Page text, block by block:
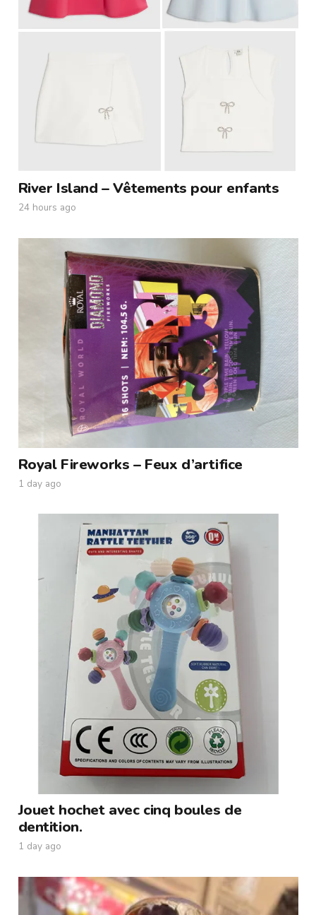
River Island – Vêtements pour enfants
24 hours ago
Royal Fireworks – Feux d’artifice
1 day ago
Jouet hochet avec cinq boules de
dentition.
1 day ago